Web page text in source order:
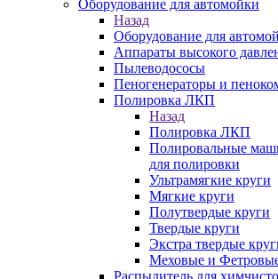
Оборудование для автомойки
Назад
Оборудование для
Аппараты высокого
Пылеводососы
Пеногенераторы и
Полировка ЛКП
Назад
Полировка ЛКП
Полировальные
для полировки
Ультрамягкие круги
Мягкие круги
Полутвердые круги
Твердые круги
Экстра твердые
Меховые и
Распылитель для